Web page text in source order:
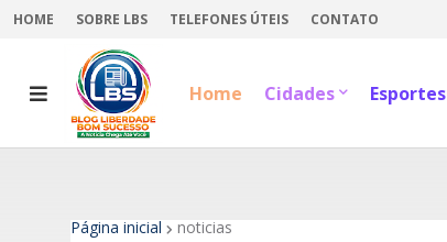
HOME SOBRE LBS TELEFONES ÚTEIS CONTATO
Home
Cidades Esportes
Página inicial noticias